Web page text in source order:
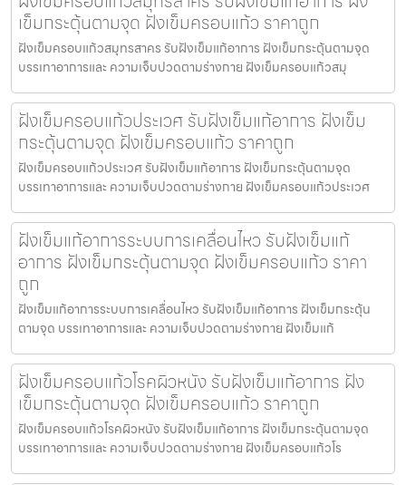
เข็มกระตุ้นตามจุด ฝังเข็มครอบแก้ว ราคาถูก
ฝังเข็มครอบแก้วสมุทรสาคร รับฝังเข็มแก้อาการ ฝังเข็มกระตุ้นตามจุด
บรรเทาอาการและ ความเจ็บปวดตามร่างกาย ฝังเข็มครอบแก้วสมุ
ฝังเข็มครอบแก้วประเวศ รับฝังเข็มแก้อาการ ฝังเข็ม
กระตุ้นตามจุด ฝังเข็มครอบแก้ว ราคาถูก
ฝังเข็มครอบแก้วประเวศ รับฝังเข็มแก้อาการ ฝังเข็มกระตุ้นตามจุด
บรรเทาอาการและ ความเจ็บปวดตามร่างกาย ฝังเข็มครอบแก้วประเวศ
ฝังเข็มแก้อาการระบบการเคลื่อนไหว รับฝังเข็มแก้
อาการ ฝังเข็มกระตุ้นตามจุด ฝังเข็มครอบแก้ว ราคา
ถูก
ฝังเข็มแก้อาการระบบการเคลื่อนไหว รับฝังเข็มแก้อาการ ฝังเข็มกระตุ้น
ตามจุด บรรเทาอาการและ ความเจ็บปวดตามร่างกาย ฝังเข็มแก้
ฝังเข็มครอบแก้วโรคผิวหนัง รับฝังเข็มแก้อาการ ฝัง
เข็มกระตุ้นตามจุด ฝังเข็มครอบแก้ว ราคาถูก
ฝังเข็มครอบแก้วโรคผิวหนัง รับฝังเข็มแก้อาการ ฝังเข็มกระตุ้นตามจุด
บรรเทาอาการและ ความเจ็บปวดตามร่างกาย ฝังเข็มครอบแก้วโร